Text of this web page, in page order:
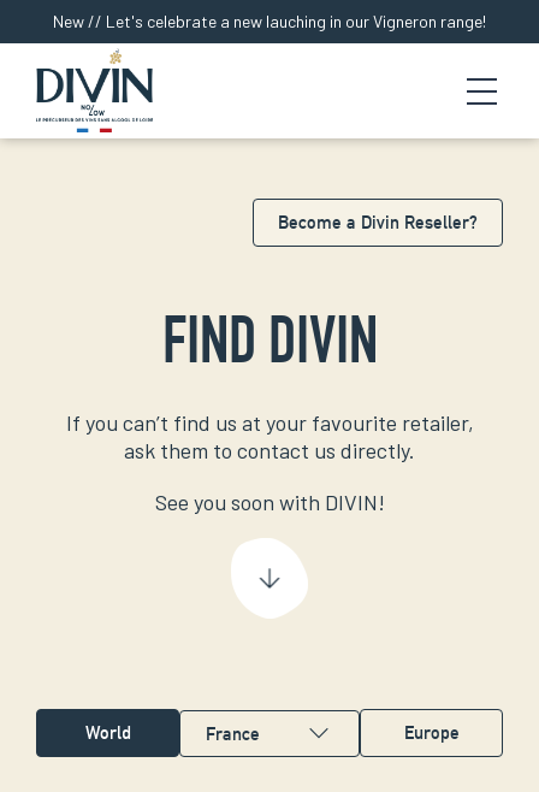
New // Let's celebrate a new lauching in our Vigneron range!
Become a Divin Reseller?
FIND DIVIN
If you can’t find us at your favourite retailer,
ask them to contact us directly.
See you soon with DIVIN!
World Europe